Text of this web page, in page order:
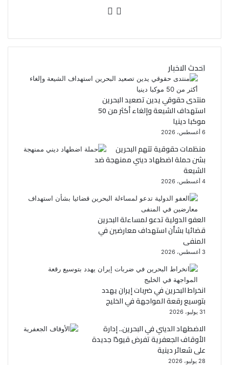
ف
ك
احدث الاخبار
منتدى حقوقي يدين تصعيد البحرين
استهداف الشيعة وإلغاء أكثر من 50
موكبا دينيا
6 أغسطس، 2026
منظمات حقوقية تتهم البحرين
بشن حملة اضطهاد ديني ممنهجة ضد
الشيعة
4 أغسطس، 2026
العفو الدولية تدعو لمساءلة البحرين
قضائيا بشأن استهداف معارضين في
المنفى
3 أغسطس، 2026
انخراط البحرين في ضربات إيران يهدد
بتوسيع رقعة المواجهة في الخليج
31 يوليو، 2026
الاضطهاد الديني في البحرين.. إدارة
الأوقاف الجعفرية تفرض قيودًا جديدة
على شعائر دينية
28 يوليو، 2026